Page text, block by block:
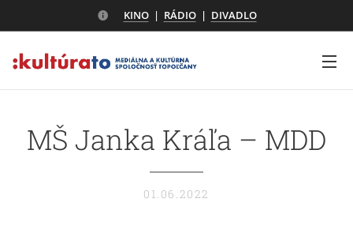
KINO| RÁDIO| DIVADLO
MŠ Janka Kráľa – MDD
01.06.2022